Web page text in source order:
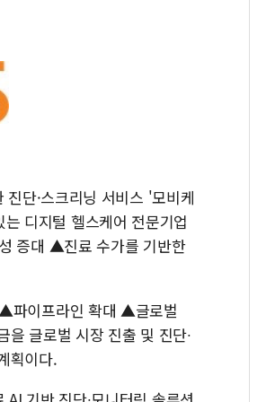
단·스크리닝 서비스 '모비케
디지털 헬스케어 전문기업
증대 ▲진료 수가를 기반한
파이프라인 확대 ▲글로벌
글로벌 시장 진출 및 진단∙
획이다.